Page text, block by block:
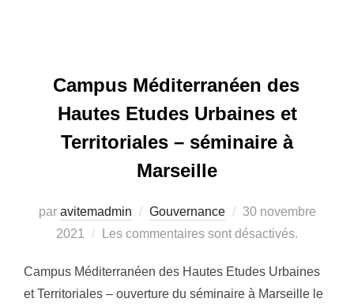
Campus Méditerranéen des
Hautes Etudes Urbaines et
Territoriales – séminaire à
Marseille
par avitemadmin Gouvernance
Publié
le
30 novembre
2021
Les commentaires sont désactivés.
Campus Méditerranéen des Hautes Etudes Urbaines
et Territoriales – ouverture du séminaire à Marseille le